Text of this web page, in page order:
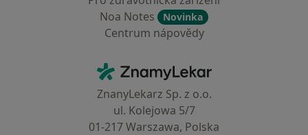
Noa Notes
Novinka
Centrum nápovědy
ZnamyLekar - Hlavní stránka
ZnanyLekarz Sp. z o.o.
ul. Kolejowa 5/7
01-217 Warszawa, Polska